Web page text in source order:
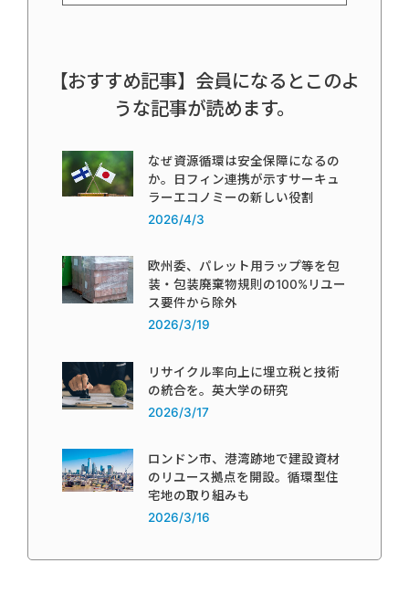
【おすすめ記事】会員になるとこのよ
うな記事が読めます。
なぜ資源循環は安全保障になるの
か。日フィン連携が示すサーキュ
ラーエコノミーの新しい役割
2026/4/3
欧州委、パレット用ラップ等を包
装・包装廃棄物規則の100%リユー
ス要件から除外
2026/3/19
リサイクル率向上に埋立税と技術
の統合を。英大学の研究
2026/3/17
ロンドン市、港湾跡地で建設資材
のリユース拠点を開設。循環型住
宅地の取り組みも
2026/3/16